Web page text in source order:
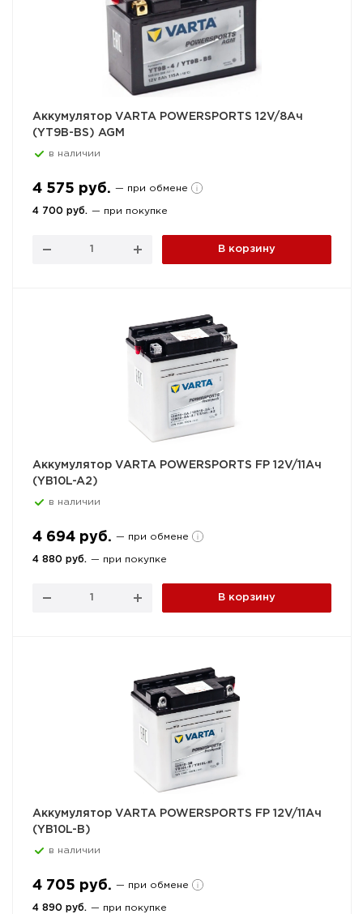
Аккумулятор VARTA POWERSPORTS 12V/8Ач
(YT9B-BS) AGM
в наличии
4 575 руб. — при обмене
4 700 руб. — при покупке
В корзину
Аккумулятор VARTA POWERSPORTS FP 12V/11Ач
(YB10L-A2)
в наличии
4 694 руб. — при обмене
4 880 руб. — при покупке
В корзину
Аккумулятор VARTA POWERSPORTS FP 12V/11Ач
(YB10L-B)
в наличии
4 705 руб. — при обмене
4 890 руб. — при покупке